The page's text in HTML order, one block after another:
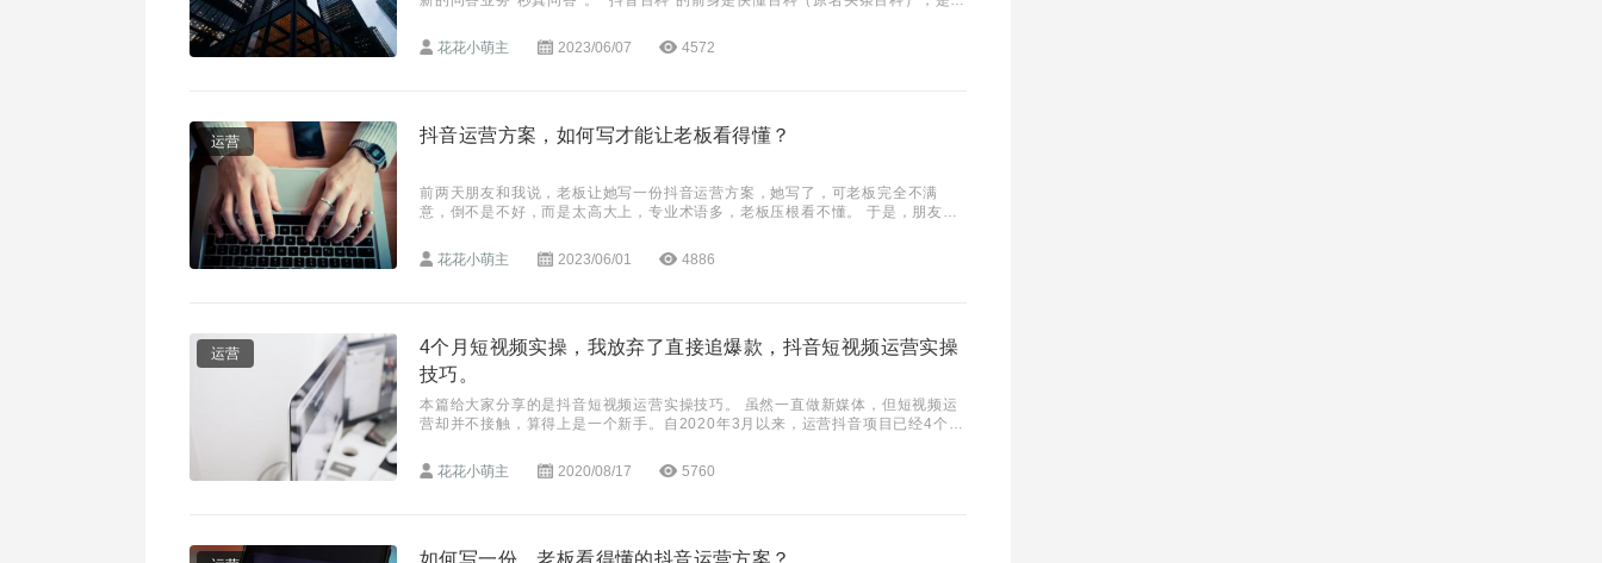
花花小萌主
2023/06/07 4572
运营 抖音运营方案，如何写才能让老板看得懂？
前两天朋友和我说，老板让她写一份抖音运营方案，她写了，可老板完全不满
意，倒不是不好，而是太高大上，专业术语多，老板压根看不懂。 于是，朋友提
花花小萌主
2023/06/01 4886
运营
4个月短视频实操，我放弃了直接追爆款，抖音短视频运营实操
技巧。
本篇给大家分享的是抖音短视频运营实操技巧。 虽然一直做新媒体，但短视频运
营却并不接触，算得上是一个新手。自2020年3月以来，运营抖音项目已经4个月
花花小萌主
2020/08/17 5760
如何写一份，老板看得懂的抖音运营方案？